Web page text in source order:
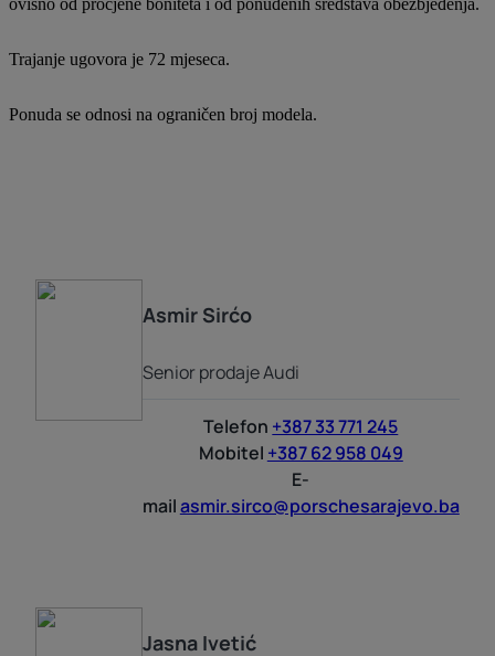
Trajanje ugovora je 72 mjeseca.
Ponuda se odnosi na ograničen broj modela.
Asmir Sirćo
Senior prodaje Audi
Telefon +387 33 771 245
Mobitel +387 62 958 049
E-
mailasmir.sirco@porschesarajevo.ba
Jasna Ivetić